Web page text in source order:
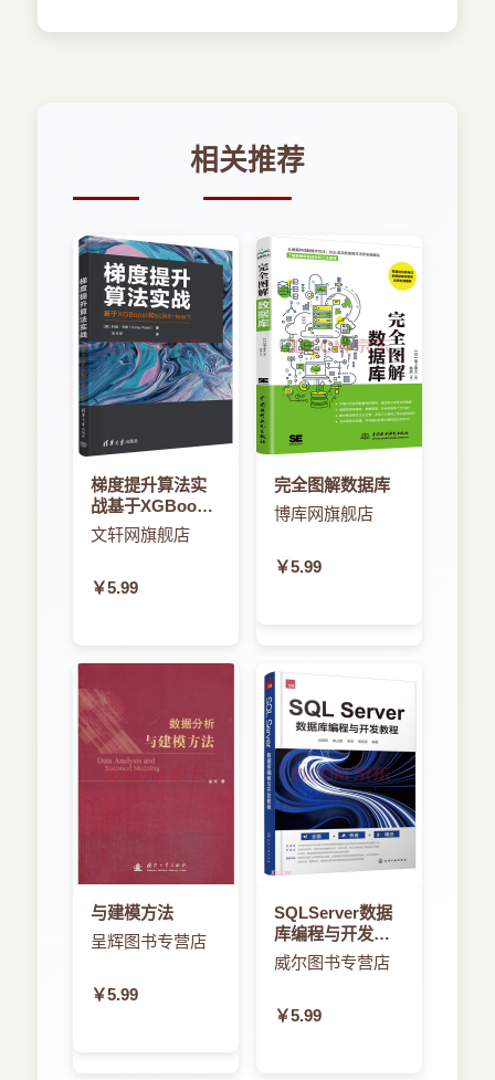
相关推荐
梯度提升算法实
战基于XGBoost
和scikit-learn
文轩网旗舰店
￥5.99
完全图解数据库
博库网旗舰店
￥5.99
与建模方法
呈辉图书专营店
￥5.99
SQLServer数据
库编程与开发教
程
威尔图书专营店
￥5.99